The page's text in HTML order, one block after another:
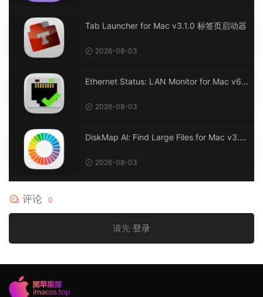
Tab Launcher for Mac v3.1.0 标签页启动器
2026-08-03
Ethernet Status: LAN Monitor for Mac v6.
2026-08-03
DiskMap Al: Find Large Files for Mac v3.1
2026-08-03
评论 0
请先 登录